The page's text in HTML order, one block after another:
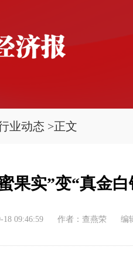
业动态 >正文
果实”变“真金白
18 09:46:59 作者：查燕荣 编